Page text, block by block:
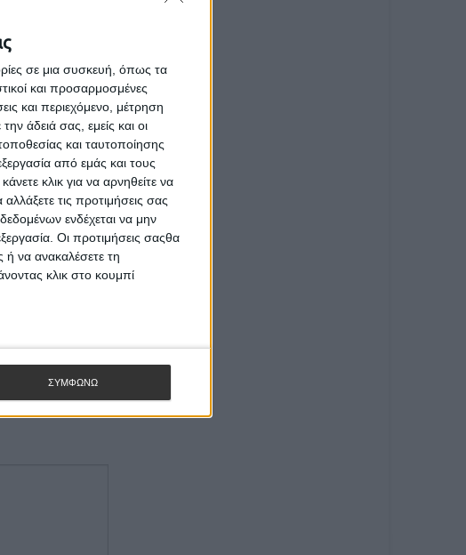
σε μια συσκευή, όπως τα
και προσαρμοσμένες
και περιεχόμενο, μέτρηση
άδειά σας, εμείς και οι
και ταυτοποίησης
από εμάς και τους
κλικ για να αρνηθείτε να
τις προτιμήσεις σας
ενδέχεται να μην
Οι προτιμήσεις σαςθα
ή να ανακαλέσετε τη
κλικ στο κουμπί
ΣΥΜΦΩΝΩ